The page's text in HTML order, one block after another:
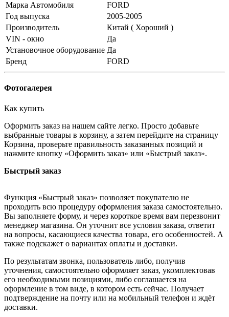
Марка Автомобиля
FORD
Год выпуска
2005-2005
Производитель
Китай ( Хороший )
VIN - окно
Да
Установочное оборудование Да
Бренд
FORD
Фотогалерея
Как купить
Оформить заказ на нашем сайте легко. Просто добавьте
выбранные товары в корзину, а затем перейдите на страницу
Корзина, проверьте правильность заказанных позиций и
нажмите кнопку «Оформить заказ» или «Быстрый заказ».
Быстрый заказ
Функция «Быстрый заказ» позволяет покупателю не
проходить всю процедуру оформления заказа самостоятельно.
Вы заполняете форму, и через короткое время вам перезвонит
менеджер магазина. Он уточнит все условия заказа, ответит
на вопросы, касающиеся качества товара, его особенностей. А
также подскажет о вариантах оплаты и доставки.
По результатам звонка, пользователь либо, получив
уточнения, самостоятельно оформляет заказ, укомплектовав
его необходимыми позициями, либо соглашается на
оформление в том виде, в котором есть сейчас. Получает
подтверждение на почту или на мобильный телефон и ждёт
доставки.